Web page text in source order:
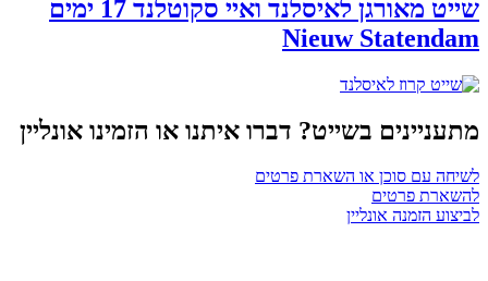
שייט מאורגן לאיסלנד ואיי סקוטלנד 17 ימים
Nieuw Statendam
מתעניינים בשייט? דברו איתנו או הזמינו אונליין
לשיחה עם סוכן או השארת פרטים
להשארת פרטים
לביצוע הזמנה אונליין